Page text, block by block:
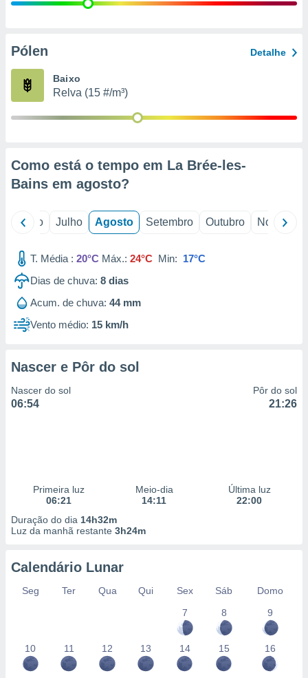
e
de
Pólen Detalhe
Baixo
Relva (15 #/m³)
Como está o tempo em La Brée-les-
Bains em agosto?
Junho Julho Agosto Setembro Outubro Novembro
T. Média : 20°C Máx.: 24°C Min: 17°C
Dias de chuva: 8 dias
Acum. de chuva: 44 mm
Vento médio: 15 km/h
Nascer e Pôr do sol
Nascer do sol
06:54
Pôr do sol
21:26
Primeira luz
06:21
Meio-dia
14:11
Última luz
22:00
Duração do dia 14h32m
Luz da manhã restante 3h24m
Calendário Lunar
Seg Ter Qua Qui Sex Sáb
Domo
7
8 9
10 11 12 13 14 15 16